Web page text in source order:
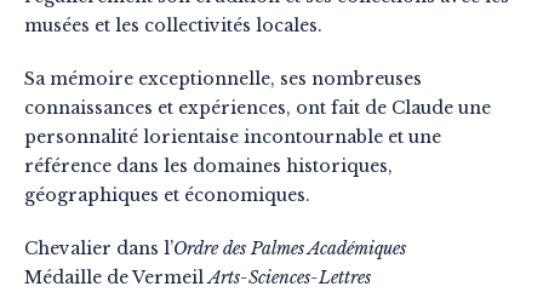
musées et les collectivités locales.
Sa mémoire exceptionnelle, ses nombreuses
connaissances et expériences, ont fait de Claude une
personnalité lorientaise incontournable et une
référence dans les domaines historiques,
géographiques et économiques.
Chevalier dans l’Ordre des Palmes Académiques
Médaille de VermeilArts-Sciences-Lettres